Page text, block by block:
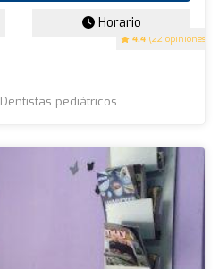
4.4 (22 opiniones)
Horario
Dentistas pediátricos